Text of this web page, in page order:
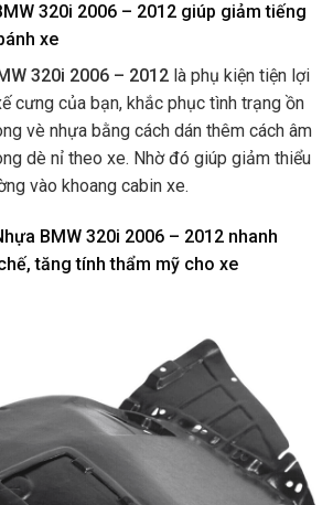
320i 2006 – 2012 giúp giảm tiếng
xe
320i 2006 – 2012 là phụ kiện tiện lợi
cưng của bạn, khắc phục tình trạng ồn
vè nhựa bằng cách dán thêm cách âm
dè nỉ theo xe. Nhờ đó giúp giảm thiểu
vào khoang cabin xe.
BMW 320i 2006 – 2012 nhanh
tăng tính thẩm mỹ cho xe